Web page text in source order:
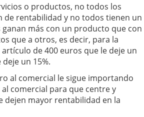
o productos, no todos los
rentabilidad y no todos tienen un
más con un producto que con
que a otros, es decir, para la
de 400 euros que le deje un
un 15%.
al comercial le sigue importando
comercial para que centre y
dejen mayor rentabilidad en la